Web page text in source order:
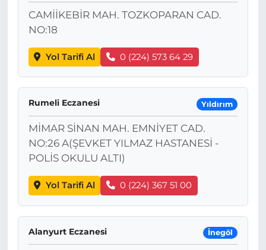
CAMİİKEBİR MAH. TOZKOPARAN CAD.
NO:18
Yol Tarifi Al 0 (224) 573 64 29
Rumeli Eczanesi Yıldırım
MİMAR SİNAN MAH. EMNİYET CAD.
NO:26 A(ŞEVKET YILMAZ HASTANESİ -
POLİS OKULU ALTI)
Yol Tarifi Al 0 (224) 367 51 00
Alanyurt Eczanesi İnegöl